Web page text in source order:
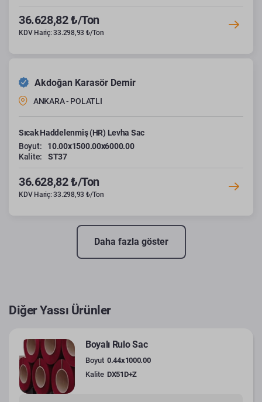
36.628,82 ₺/Ton
KDV Hariç: 33.298,93 ₺/Ton
Akdoğan Karasör Demir
ANKARA - POLATLI
Sıcak Haddelenmiş (HR) Levha Sac
Boyut:
10.00x1500.00x6000.00
Kalite:
ST37
36.628,82 ₺/Ton
KDV Hariç: 33.298,93 ₺/Ton
Daha fazla göster
Diğer Yassı Ürünler
Boyalı Rulo Sac
Boyut 0.44x1000.00
Kalite DX51D+Z